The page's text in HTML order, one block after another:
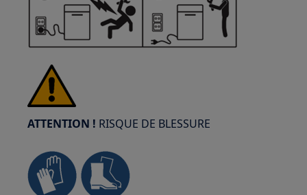
ATTENTION ! RISQUE DE BLESSURE